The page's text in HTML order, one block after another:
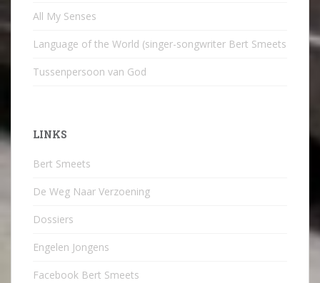
All My Senses
Language of the World (singer-songwriter Bert Smeets
Tussenpersoon van God
LINKS
Bert Smeets
De Weg Naar Verzoening
Dossiers
Engelen Jongens
Facebook Bert Smeets